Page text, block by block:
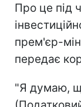
Про це під
прем'єр-
передає
"Я думаю,